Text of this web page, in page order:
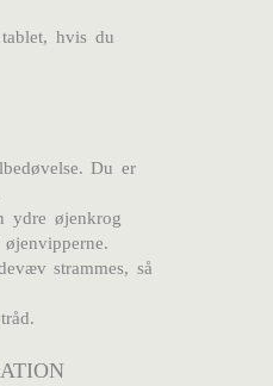
hvis du
Du er
ydre øjenkrog
strammes, så